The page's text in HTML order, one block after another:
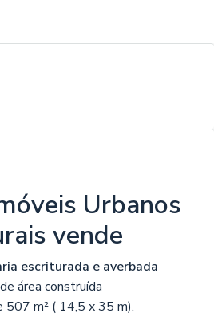
Urbanos
vende
escriturada e averbada
área construída
507 m² ( 14,5 x 35 m).